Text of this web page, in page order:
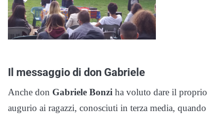
Il messaggio di don Gabriele
Anche don Gabriele Bonzi ha voluto dare il proprio
augurio ai ragazzi, conosciuti in terza media, quando